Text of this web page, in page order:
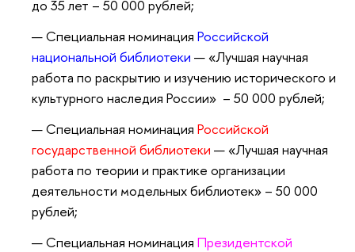
до 35 лет – 50 000 рублей;
Специальная номинация Российской
национальной библиотеки — «Лучшая научная
работа по раскрытию и изучению исторического и
культурного наследия России» – 50 000 рублей;
Специальная номинация Российской
государственной библиотеки — «Лучшая научная
работа по теории и практике организации
деятельности модельных библиотек» – 50 000
рублей;
Специальная номинация Президентской